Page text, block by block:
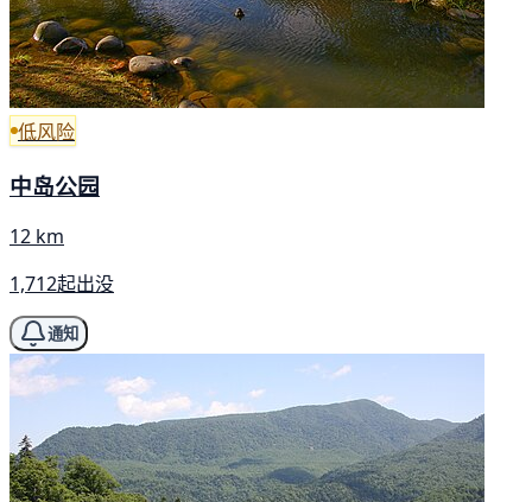
低风险
中岛公园
12 km
1,712起出没
通知